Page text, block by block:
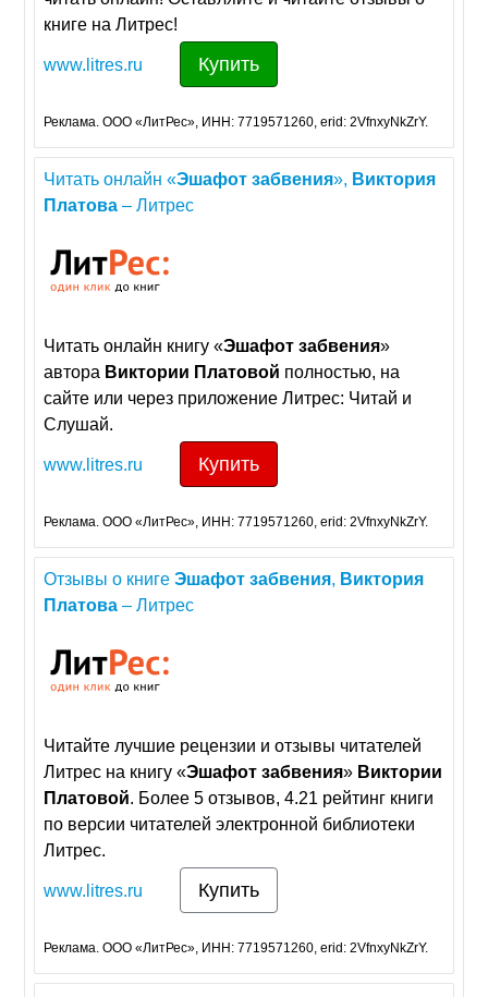
книге на Литрес!
www.litres.ru Купить
Реклама. ООО «ЛитРес», ИНН: 7719571260, erid: 2VfnxyNkZrY.
Читать онлайн «Эшафот забвения», Виктория
Платова – Литрес
Читать онлайн книгу «Эшафот забвения»
автора Виктории Платовой полностью, на
сайте или через приложение Литрес: Читай и
Слушай.
www.litres.ru Купить
Реклама. ООО «ЛитРес», ИНН: 7719571260, erid: 2VfnxyNkZrY.
Отзывы о книгеЭшафот забвения, Виктория
Платова – Литрес
Читайте лучшие рецензии и отзывы читателей
Литрес на книгу «Эшафот забвения» Виктории
Платовой. Более 5 отзывов, 4.21 рейтинг книги
по версии читателей электронной библиотеки
Литрес.
www.litres.ru Купить
Реклама. ООО «ЛитРес», ИНН: 7719571260, erid: 2VfnxyNkZrY.